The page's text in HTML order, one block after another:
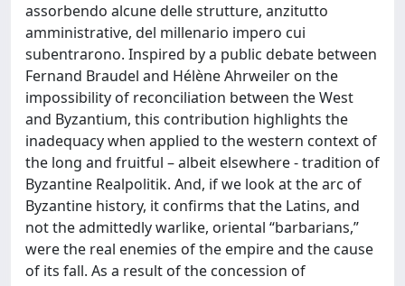
assorbendo alcune delle strutture, anzitutto
amministrative, del millenario impero cui
subentrarono. Inspired by a public debate between
Fernand Braudel and Hélène Ahrweiler on the
impossibility of reconciliation between the West
and Byzantium, this contribution highlights the
inadequacy when applied to the western context of
the long and fruitful – albeit elsewhere - tradition of
Byzantine Realpolitik. And, if we look at the arc of
Byzantine history, it confirms that the Latins, and
not the admittedly warlike, oriental “barbarians,”
were the real enemies of the empire and the cause
of its fall. As a result of the concession of